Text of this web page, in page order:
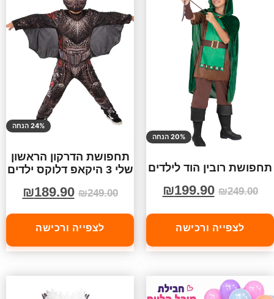
20% הנחה
תחפושת רובין הוד לילדים
₪249.00
₪199.90
לצפייה ורכישה
24% הנחה
תחפושת הדרקון הראשון
שלי 3 היקאפ דלוקס ילדים
₪249.00
₪189.90
לצפייה ורכישה